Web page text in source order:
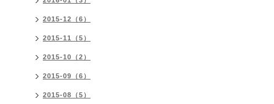
2015-12（6）
2015-11（5）
2015-10（2）
2015-09（6）
2015-08（5）